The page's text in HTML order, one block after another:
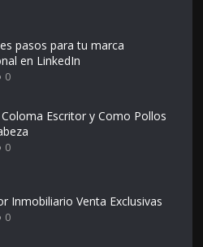
pasos para tu marca
en LinkedIn
0
Escritor y Como Pollos
0
Inmobiliario Venta Exclusivas
0